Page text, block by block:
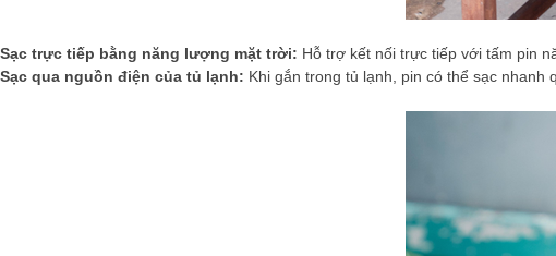
Sạc trực tiếp bằng năng lượng mặt trời: Hỗ trợ kết nối trực tiếp với tấm pin
Sạc qua nguồn điện của tủ lạnh: Khi gắn trong tủ lạnh, pin có thể sạc nhanh